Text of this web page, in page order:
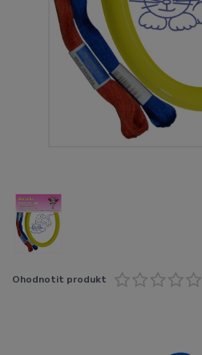
Ohodnotit produkt